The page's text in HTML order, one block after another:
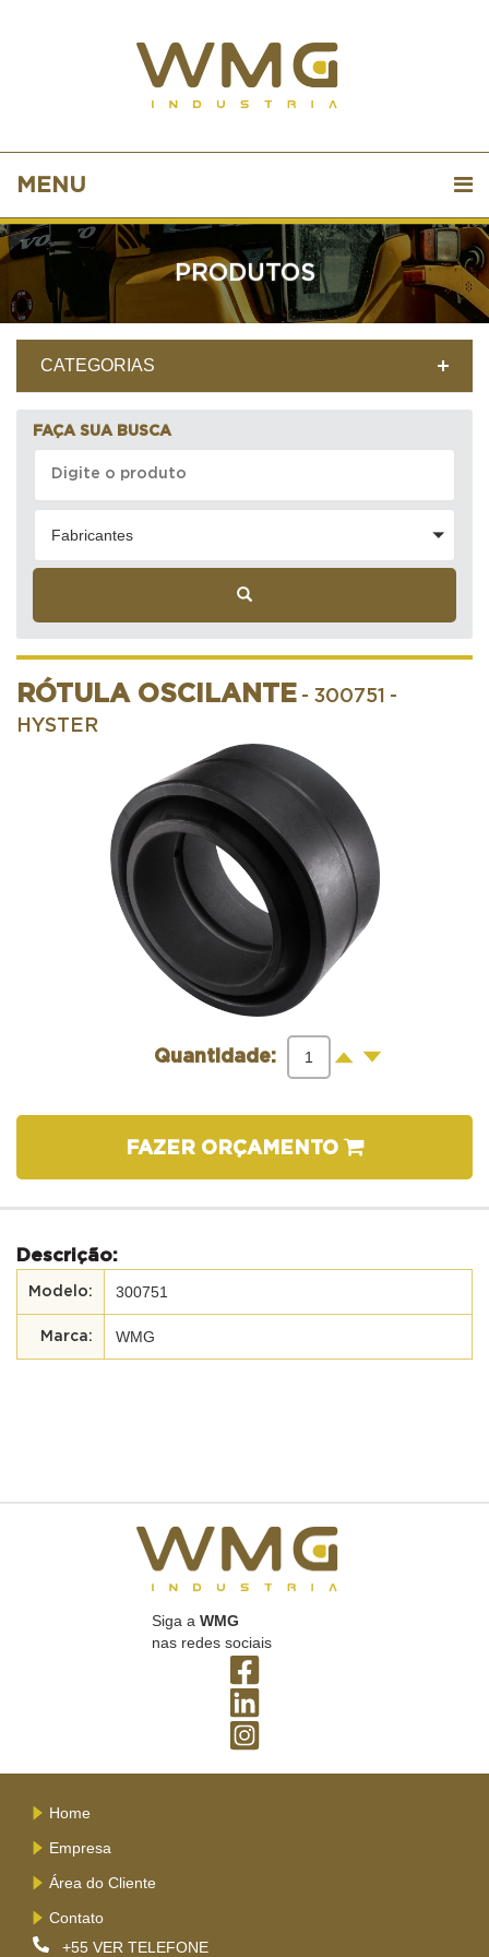
MENU
PRODUTOS
CATEGORIAS
FAÇA SUA BUSCA
Fabricantes
RÓTULA OSCILANTE - 300751 -
HYSTER
Quantidade: + -
FAZER ORÇAMENTO
Descrição:
300751
WMG
Siga a WMG
nas redes sociais
Home
Empresa
Área do Cliente
Contato
+55 VER TELEFONE